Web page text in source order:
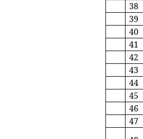
38
39
40
41
42
43
44
45
46
47